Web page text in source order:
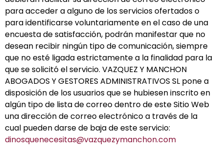
para acceder a alguno de los servicios ofertados o
para identificarse voluntariamente en el caso de una
encuesta de satisfacción, podrán manifestar que no
desean recibir ningún tipo de comunicación, siempre
que no esté ligada estrictamente a la finalidad para la
que se solicitó el servicio. VAZQUEZ Y MANCHON
ABOGADOS Y GESTORES ADMINISTRATIVOS SL pone a
disposición de los usuarios que se hubiesen inscrito en
algún tipo de lista de correo dentro de este Sitio Web
una dirección de correo electrónico a través de la
cual pueden darse de baja de este servicio:
dinosquenecesitas@vazquezymanchon.com